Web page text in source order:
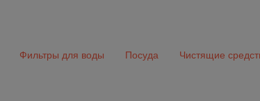
Фильтры для воды Посуда Чистящие